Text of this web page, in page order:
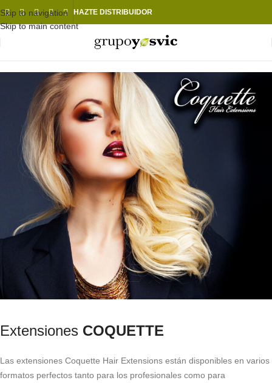
Skip to navigation
Skip to main content
HAZTE DISTRIBUIDOR
Extensiones COQUETTE
Las extensiones Coquette Hair Extensions están disponibles en varios
formatos perfectos tanto para los profesionales como para